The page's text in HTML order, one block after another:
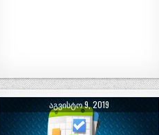
ᲐᲒᲕᲘᲡᲢᲝ 9, 2019